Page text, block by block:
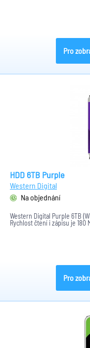
Pro
HDD 6TB Purple
Western Digital
Na objednání
Western Digital Purple 6TB
Rychlost čtení i zápisu je 180
Pro